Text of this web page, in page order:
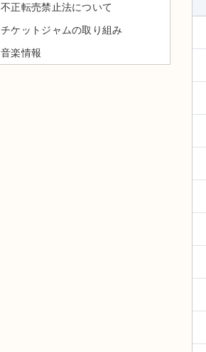
不正転売禁止法について
チケットジャムの取り組み
音楽情報